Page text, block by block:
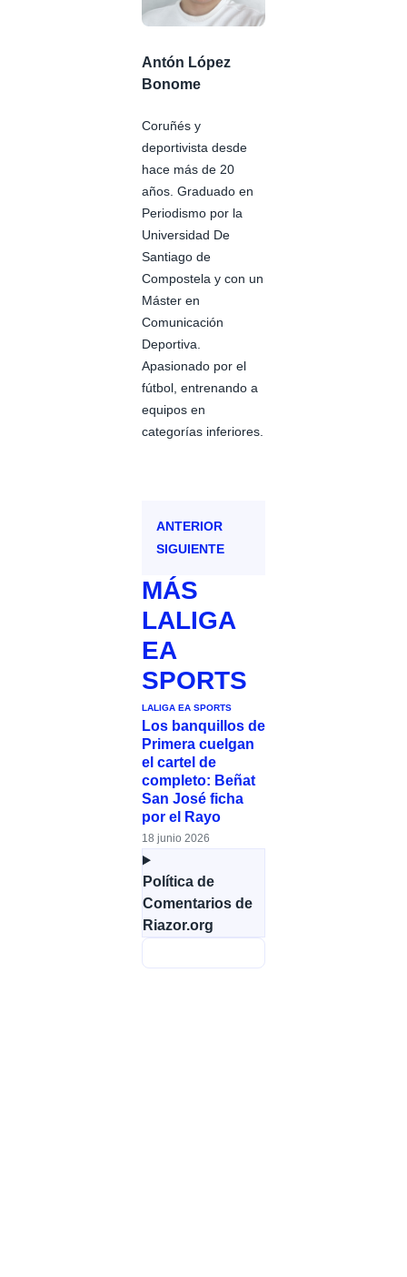
Antón López
Bonome
Coruñés y
deportivista desde
hace más de 20
años. Graduado en
Periodismo por la
Universidad De
Santiago de
Compostela y con un
Máster en
Comunicación
Deportiva.
Apasionado por el
fútbol, entrenando a
equipos en
categorías inferiores.
ANTERIOR
SIGUIENTE
MÁS
LALIGA
EA
SPORTS
LALIGA EA SPORTS
Los banquillos de
Primera cuelgan
el cartel de
completo: Beñat
San José ficha
por el Rayo
18 junio 2026
Política de
Comentarios de
Riazor.org